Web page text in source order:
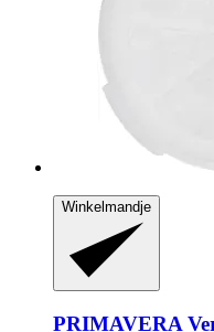
Winkelmandje
PRIMAVERA